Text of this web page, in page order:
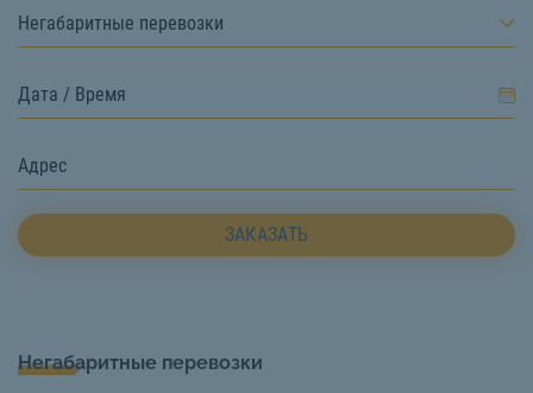
Негабаритные перевозки
ЗАКАЗАТЬ
Негабаритные перевозки